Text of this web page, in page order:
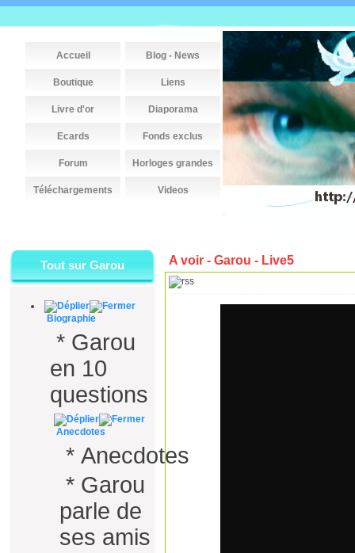
Accueil Blog - News
Boutique Liens
Livre d'or Diaporama
Ecards Fonds exclus
Forum Horloges grandes
Téléchargements Videos
Tout sur Garou
Biographie
* Garou
en 10
questions
Anecdotes
* Anecdotes
* Garou
parle de
ses amis
A voir - Garou - Live5